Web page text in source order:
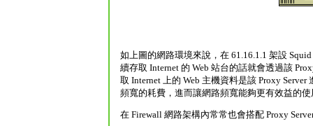
如上圖的網路環境來說，在 61.16.1.1 架設
續存取 Internet 的 Web 站台的話就會透過該
取 Internet 上的 Web 主機資料是該 Proxy
頻寬的耗費，進而讓網路頻寬能夠更有效益的使
在 Firewall 網路架構內常常也會搭配 Proxy